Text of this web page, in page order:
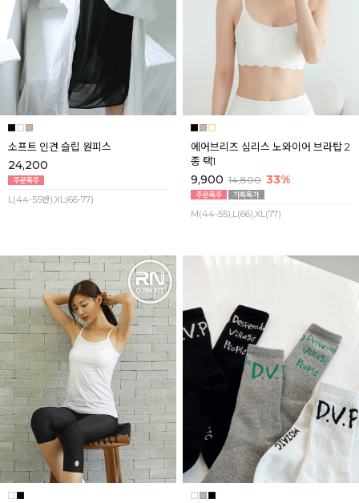
소프트 인견 슬립 원피스
24,200
L(44-55반),XL(66-77)
에어브리즈 심리스 노와이어 브라탑 2
종 택1
9,900 14,800 33%
M(44-55),L(66),XL(77)